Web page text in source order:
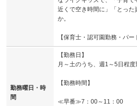
近くで空き時間に」「とった
か。
【保育士・認可園勤務・パー
勤務曜日・時
間
【勤務日】
月～土のうち、週1～5日程度
【勤務時間】
≪早番≫7：00～11：00